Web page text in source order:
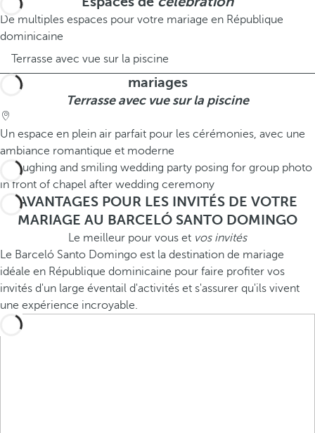
De multiples espaces pour votre mariage en République
dominicaine
Terrasse avec vue sur la piscine
mariages
Terrasse avec vue sur la piscine
Un espace en plein air parfait pour les cérémonies, avec une
ambiance romantique et moderne
AVANTAGES POUR LES INVITÉS DE VOTRE
MARIAGE AU BARCELÓ SANTO DOMINGO
Le meilleur pour vous et vos invités
Le Barceló Santo Domingo est la destination de mariage
idéale en République dominicaine pour faire profiter vos
invités d'un large éventail d'activités et s'assurer qu'ils vivent
une expérience incroyable.